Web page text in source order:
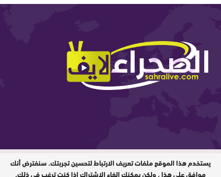
المدير المسؤول : ابيبك المحفوظ / جميع
الحقوق محفوظة © 2026
يستخدم هذا الموقع ملفات تعريف الارتباط لتحسين تجربتك. سنفترض أنك
موافق على هذا ، ولكن يمكنك إلغاء الاشتراك إذا كنت ترغب في ذلك.